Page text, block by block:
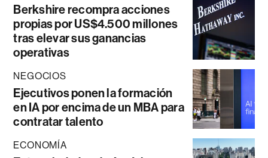
Berkshire recompra acciones
propias por US$4.500 millones
tras elevar sus ganancias
operativas
NEGOCIOS
Ejecutivos ponen la formación
en IA por encima de un MBA para
contratar talento
ECONOMÍA